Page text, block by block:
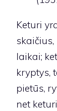
Keturi
laikai;
kryptys,
pietūs,
net